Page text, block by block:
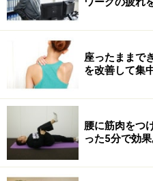
座ったままで
を改善して集
腰に筋肉をつ
った5分で効果